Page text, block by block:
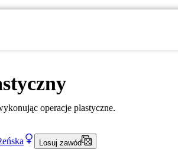
operacje plastyczne.
Losuj zawód